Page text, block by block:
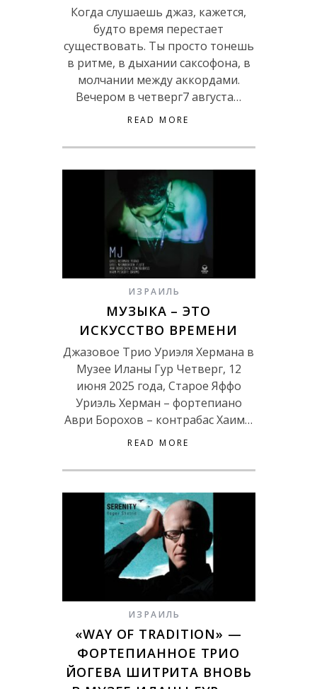
Когда слушаешь джаз, кажется,
будто время перестает
существовать. Ты просто тонешь
в ритме, в дыхании саксофона, в
молчании между аккордами.
Вечером в четверг7 августа…
READ MORE
ИЗРАИЛЬ
МУЗЫКА – ЭТО
ИСКУССТВО ВРЕМЕНИ
Джазовое Трио Уриэля Хермана в
Музее Иланы Гур Четверг, 12
июня 2025 года, Старое Яффо
Уриэль Херман – фортепиано
Аври Борохов – контрабас Хаим…
READ MORE
ИЗРАИЛЬ
«WAY OF TRADITION» —
ФОРТЕПИАННОЕ ТРИО
ЙОГЕВА ШИТРИТА ВНОВЬ